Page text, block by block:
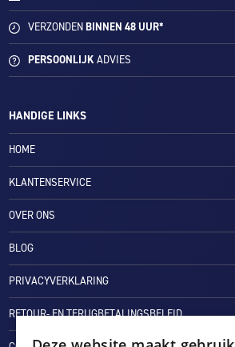
VERZONDENBINNEN 48 UUR*
PERSOONLIJKADVIES
HANDIGE LINKS
HOME
KLANTENSERVICE
OVER ONS
BLOG
PRIVACYVERKLARING
RETOUR- EN TERUGBETALINGSBELEID